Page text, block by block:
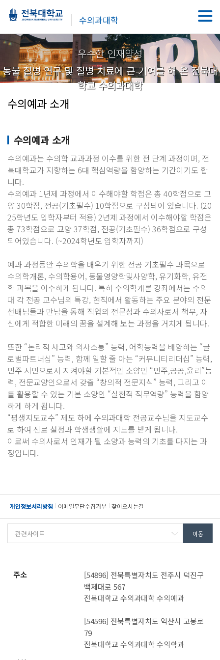
수의과대학
우수한 인재양성
동물 질병 연구 및 질병 치료에 큰 기여를 해 온 전북대
학교 수의과대학
수의예과 소개
수의예과 소개
수의예과는 수의학 교과과정 이수를 위한 전 단계 과정이며, 전
북대학교가 지향하는 6대 핵심역량을 함양하는 기간이기도 합
니다.
수의예과 1년제 과정에서 이수해야할 학점은 총 40학점으로 교
양 30학점, 전공(기초필수) 10학점으로 구성되어 있습니다. (20
25학년도 입학자부터 적용) 2년제 과정에서 이수해야할 학점은
총 73학점으로 교양 37학점, 전공(기초필수) 36학점으로 구성
되어있습니다. (~2024학년도 입학자까지)
예과 과정동안 수의학을 배우기 위한 전공 기초필수 과목으로
수의학개론, 수의학용어, 동물영양학및사양학, 유기화학, 유전
학 과목을 이수하게 됩니다. 특히 수의학개론 강좌에서는 수의
대 각 전공 교수님의 특강, 현직에서 활동하는 주요 분야의 전문
선배님들과 만남을 통해 직업의 전문성과 수의사로서 책무, 자
신에게 적합한 미래의 꿈을 설계해 보는 과정을 거치게 됩니다.
또한 “논리적 사고와 의사소통” 능력, 어학능력을 배양하는 “글
로벌파트너십” 능력, 함께 일할 줄 아는 “커뮤니티리더십” 능력,
민주 시민으로서 지켜야할 기본적인 소양인 “민주,공공,윤리”능
력, 전문교양인으로서 갖출 “창의적 전문지식” 능력, 그리고 이
를 활용할 수 있는 기본 소양인 “실천적 직무역량” 능력을 함양
하게 하게 됩니다.
“평생지도교수” 제도 하에 수의과대학 전공교수님을 지도교수
로 하여 진로 설정과 학생생활에 지도를 받게 됩니다.
이로써 수의사로서 인재가 될 소양과 능력의 기초를 다지는 과
정입니다.
개인정보처리방침 이메일무단수집거부 찾아오시는길
주소
[54896] 전북특별자치도 전주시 덕진구
백제대로 567
전북대학교 수의과대학 수의예과
[54596] 전북특별자치도 익산시 고봉로
79
전북대학교 수의과대학 수의학과